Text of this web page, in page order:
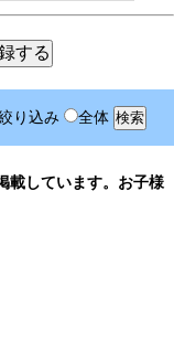
り込み 全体
載しています。お子様